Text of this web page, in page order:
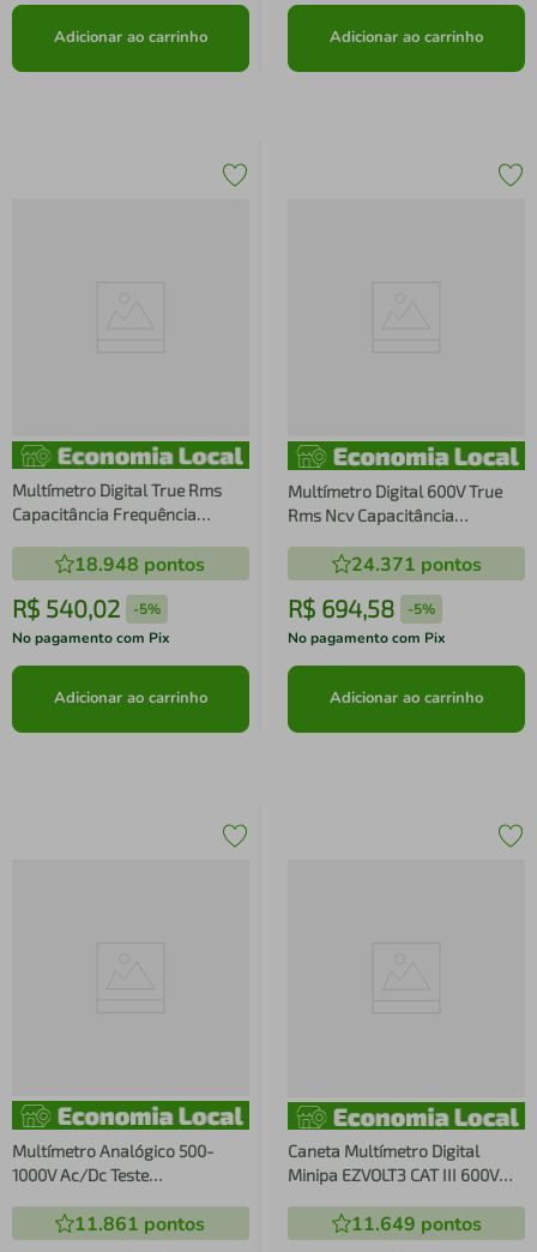
Adicionar ao carrinho Adicionar ao carrinho
Multímetro Digital True Rms
Capacitância Frequência
18.948 pontos
R$ 540,02 -5%
No pagamento com Pix
Adicionar ao carrinho
Multímetro Digital 600V True
Rms Ncv Capacitância
Minipa
24.371 pontos
R$ 694,58 -5%
No pagamento com Pix
Adicionar ao carrinho
Multímetro Analógico 500-
1000V Ac/Dc Teste
ET-3021C Minipa
11.861 pontos
Caneta Multímetro Digital
Minipa EZVOLT3 CAT III 600V
e Lanterna11.649 pontos